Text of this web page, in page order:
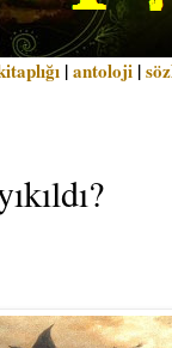
|antoloji |